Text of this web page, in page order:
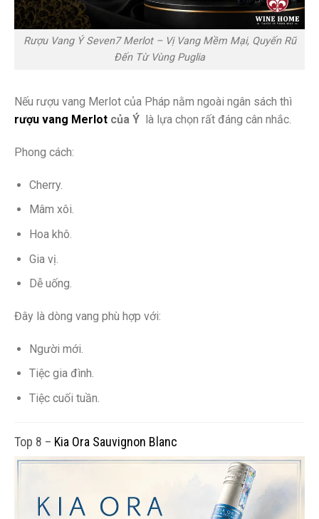
Rượu Vang Ý Seven7 Merlot – Vị Vang Mềm Mại, Quyến Rũ
Đến Từ Vùng Puglia
Nếu rượu vang Merlot của Pháp nằm ngoài ngân sách thì
rượu vang Merlot của Ý là lựa chọn rất đáng cân nhắc.
Phong cách:
Cherry.
Mâm xôi.
Hoa khô.
Gia vị.
Dễ uống.
Đây là dòng vang phù hợp với:
Người mới.
Tiệc gia đình.
Tiệc cuối tuần.
Top 8 – Kia Ora Sauvignon Blanc